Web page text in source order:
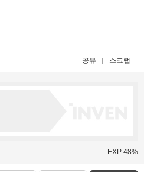
공유 스크랩
EXP 48%